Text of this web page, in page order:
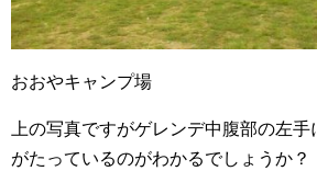
おおやキャンプ場
上の写真ですがゲレンデ中腹部の左
がたっているのがわかるでしょうか？